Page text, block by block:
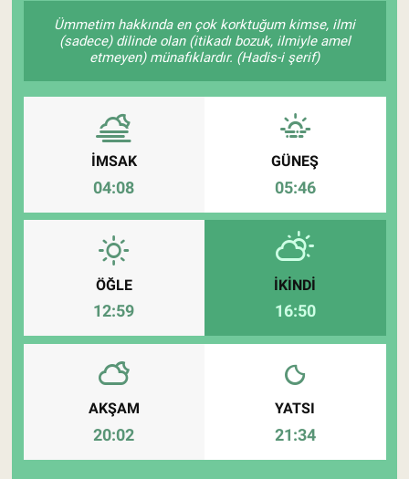
Ümmetim hakkında en çok korktuğum kimse, ilmi
(sadece) dilinde olan (itikadı bozuk, ilmiyle amel
etmeyen) münafıklardır. (Hadis-i şerif)
İMSAK
04:08
GÜNEŞ
05:46
ÖĞLE
12:59
İKINDI
16:50
AKŞAM
20:02
YATSI
21:34
Pankobirlik
Et fiyatları
Tarım Bilgisi
Yetiştirici Soruyor
Dünyada Tarım
Üretici Birlikleri
Şeker ve Şekerli Mamüller
Tahıllar ve Baklagiller
Tohum